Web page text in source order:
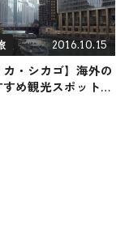
2016.10.15
カ・シカゴ】海外の
め観光スポットや